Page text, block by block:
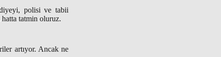
polisi ve tabii
hatta tatmin oluruz.
artıyor. Ancak ne